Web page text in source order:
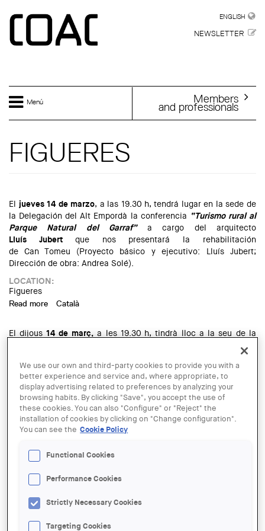
ENGLISH
NEWSLETTER
Menú Members
and professionals
FIGUERES
El jueves 14 de marzo, a las 19.30 h, tendrá lugar en la sede de
la Delegación del Alt Empordà la conferencia “Turismo rural al
Parque Natural del Garraf”
a cargo del arquitecto
Lluís Jubertque nos presentará la rehabilitación
de Can Tomeu (Proyecto básico y ejecutivo: Lluís Jubert;
Dirección de obra: Andrea Solé).
LOCATION:
Figueres
Read more about Conferencia: "Turismo rural en el Parque Natural del
Català
El dijous 14 de març,a les 19.30 h, tindrà lloc a la seu de la
conferència “Turisme rural al
a càrrec de l’arquitecte Lluís Jubert
que ens presentarà la rehabilitació de Can Tomeu (Projecte
bàsic i executiu: Lluís Jubert; Direcció d'obra: Andrea Solé).
LOCATION:
Figueres
Read moreabout Conferència: "Turisme rural al Parc Natural del
Garraf", a càrrec de Lluís Jubert
Español
Con este curso profundizarás en todas las posibilidades de la
herramienta de Revit y adquirirás todas las habilidades
necesarias para desarrollar y gestionar un
arquitectónico completo con el programario Autodesk Revit
Architecture.
We use our own and third-party cookies to provide you with a
better experience and service and, where appropriate, to
display advertising related to preferences by analyzing your
browsing habits. By clicking "Save", you accept the use of
these cookies. You can also "Configure" or "Reject" the
installation of cookies by clicking on "Change configuration".
You can see the Cookie Policy
Functional Cookies
Performance Cookies
Strictly Necessary Cookies
Targeting Cookies